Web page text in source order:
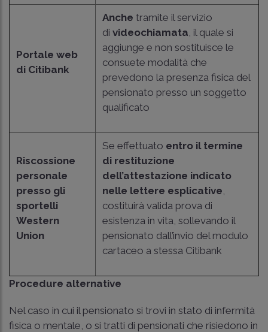
Portale web
di Citibank
Anche tramite il servizio
di videochiamata , il quale si
aggiunge e non sostituisce le
consuete modalità che
prevedono la presenza fisica del
pensionato presso un soggetto
qualificato
Riscossione
personale
presso gli
sportelli
Western
Union
Se effettuato entro il termine
di restituzione
dell’attestazione indicato
nelle lettere esplicative
costituirà valida prova di
esistenza in vita, sollevando il
pensionato dall’invio del modulo
cartaceo a stessa Citibank
Procedure alternative
Nel caso in cui il pensionato si trovi in stato di infermità
fisica o mentale, o si tratti di pensionati che risiedono in